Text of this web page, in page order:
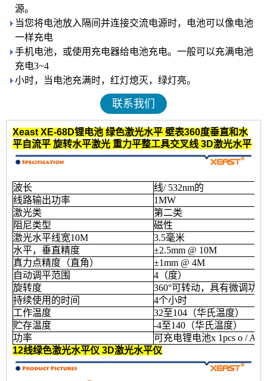
源。
当您将电池放入隔间并连接交流电源时，电池可以像电池
一样充电
手机电池，或使用充电器给电池充电。一般可以充满电池
充电3~4
小时，当电池充满时，红灯熄灭，绿灯亮。
联系我们
Xeast XE-68D锂电池 绿色激光水平 壁表360度垂直和水
平自流平 旋转水平激光 重力平整工具交叉线 3D激光水平
波长
线/ 532nm的
线路输出功率
1MW
激光类
第二类
阻尼类型
磁性
激光水平线宽10M
3.5毫米
水平，垂直精度
±2.5mm @ 10M
真力点精度（直角）
±1mm @ 4M
自动调平范围
4（度）
旋转度
360°可转动，具有微调功
持续使用的时间
4个小时
工作温度
32至104（华氏温度）
贮存温度
-4至140（华氏温度）
功率
可充电锂电池x 1pcs o / AC
12线绿色激光水平仪 3D激光水平仪